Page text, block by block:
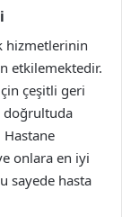
hizmetlerinin
etkilemektedir.
çeşitli geri
doğrultuda
onlara en iyi
sayede hasta